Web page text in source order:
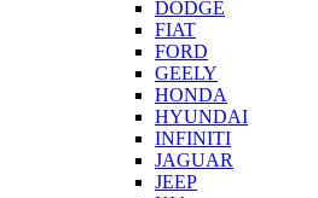
DODGE
FIAT
FORD
GEELY
HONDA
HYUNDAI
INFINITI
JAGUAR
JEEP